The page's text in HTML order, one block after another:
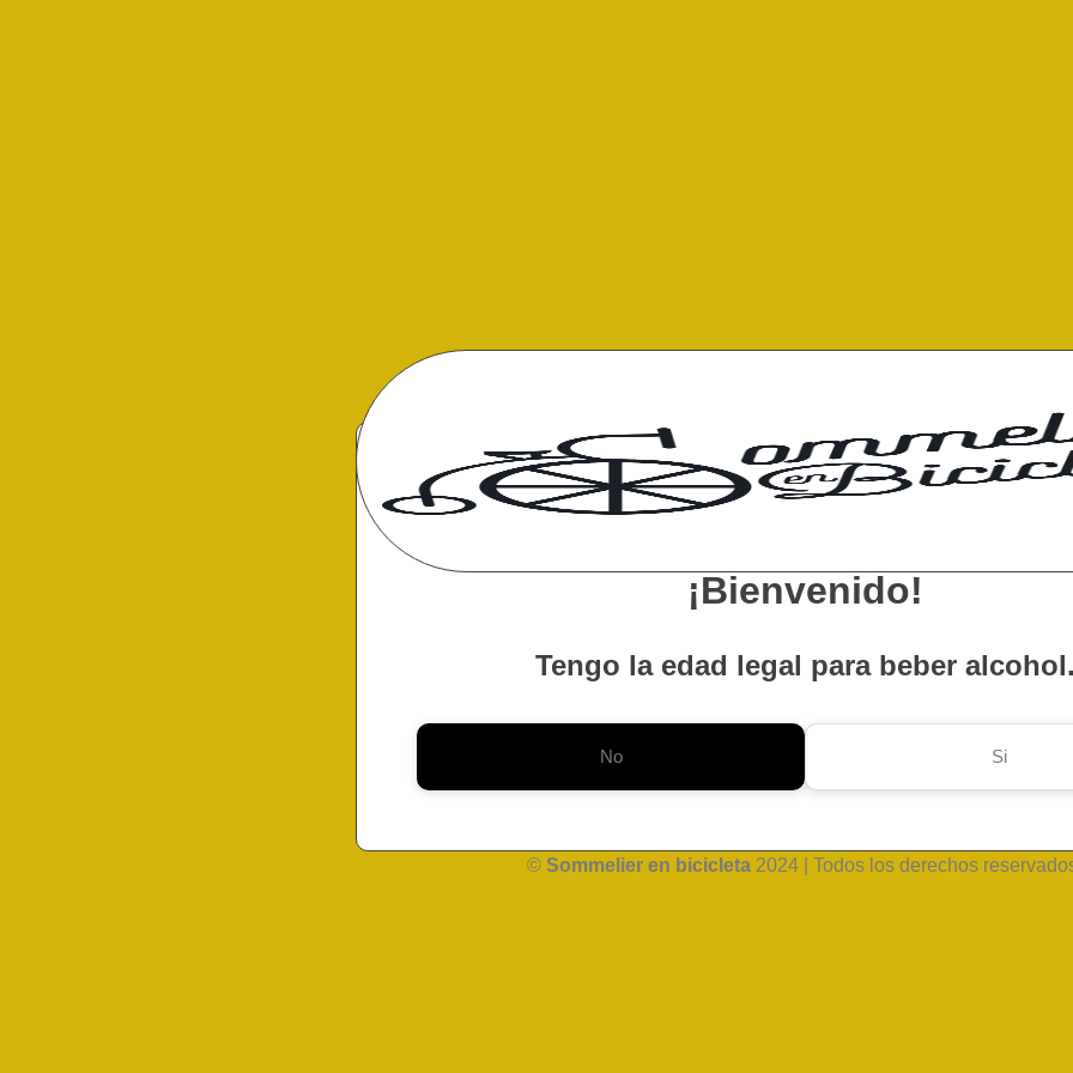
¡Bienvenido!
Tengo la edad legal para beber
No Si
© Sommelier en bicicleta 2024 | Todos los derechos